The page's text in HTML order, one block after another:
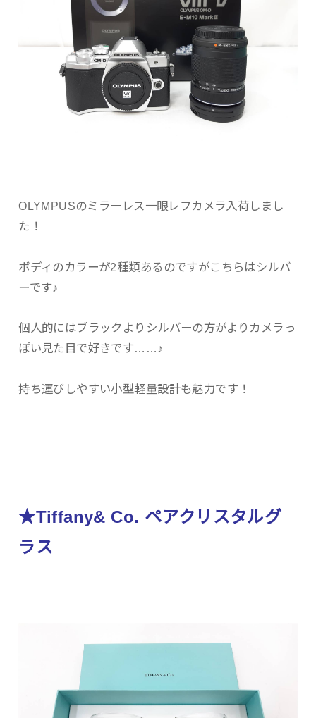
OLYMPUSのミラーレス一眼レフカメラ入荷しまし
た！
ボディのカラーが2種類あるのですがこちらはシルバ
ーです♪
個人的にはブラックよりシルバーの方がよりカメラっ
ぽい見た目で好きです……♪
持ち運びしやすい小型軽量設計も魅力です！
★Tiffany& Co. ペアクリスタルグ
ラス